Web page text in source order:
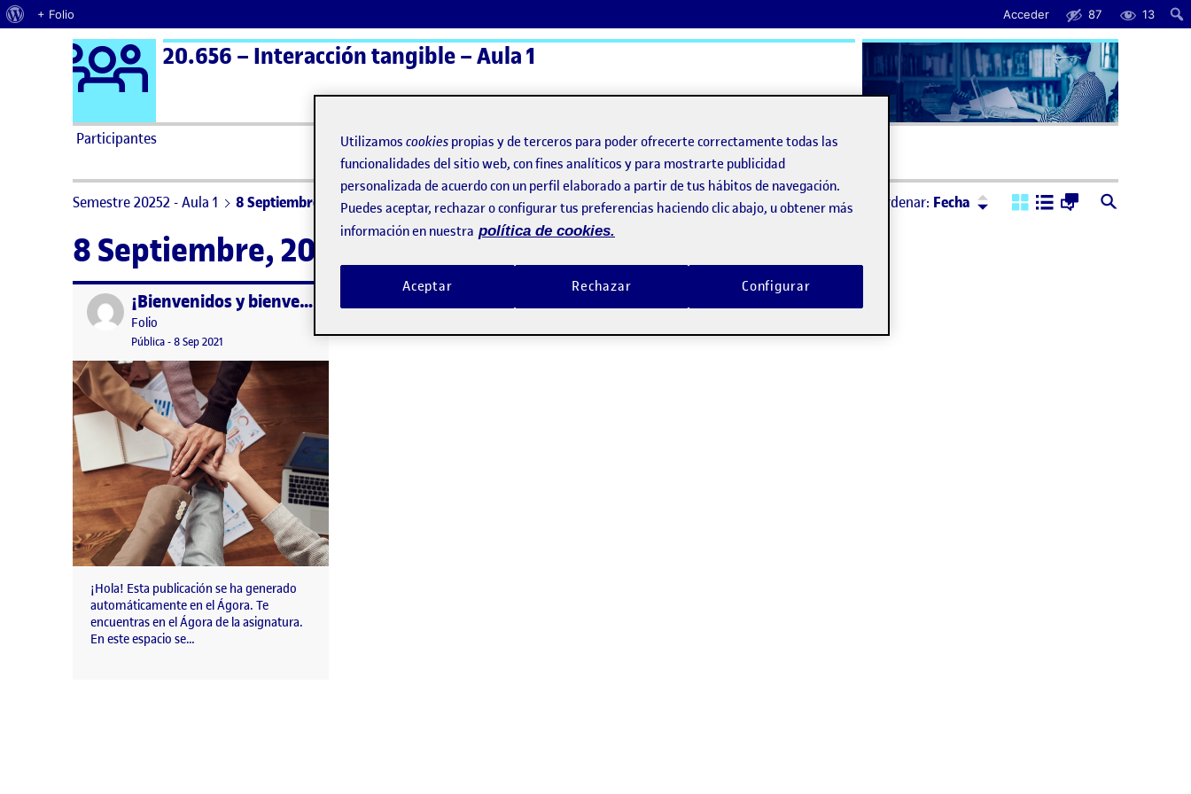
Acerca de WordPress
+ Folio Acceder 87 13
Saltar al contenido Logo Ágora
20.656 – Interacción tangible – Aula 1
Participantes ActiFolios Ayuda
Semestre 20252 - Aula 1 8 Septiembre, 2021 Ordenar: Fecha Ordenar:Descendente
8 Septiembre, 2021
Publicado por ¡Bienvenidos y bienvenidas!
Publicado por
Folio
Visibilidad:
Pública-Fecha de publicación
8 Sep 2021 15 septiembre, 2022 3:41 pm
¡Hola! Esta publicación se ha generado
automáticamente en el Ágora. Te
encuentras en el Ágora de la asignatura.
En este espacio se…
Utilizamos cookies propias y de terceros para poder ofrecerte correctamente todas las
funcionalidades del sitio web, con fines analíticos y para mostrarte publicidad
personalizada de acuerdo con un perfil elaborado a partir de tus hábitos de navegación.
Puedes aceptar, rechazar o configurar tus preferencias haciendo clic abajo, u obtener más
información en nuestra política de cookies.
Rechazar
Aceptar Configurar